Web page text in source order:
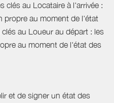
clés au Locataire à l'arrivée :
propre au moment de l'état
au Loueur au départ : les
au moment de l'état des
et de signer un état des